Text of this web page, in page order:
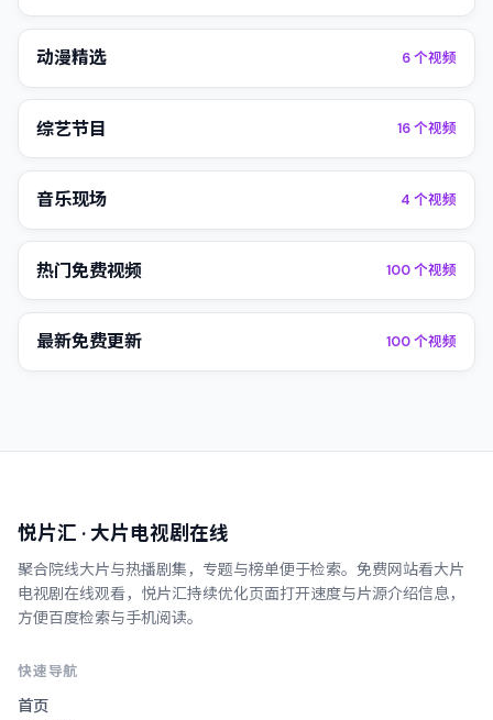
动漫精选 6个视频
综艺节目 16个视频
音乐现场 4 个视频
热门免费视频 100个视频
最新免费更新 100个视频
悦片汇 · 大片电视剧在线
聚合院线大片与热播剧集，专题与榜单便于检索。 免费网站看大片
电视剧在线观看 ， 悦片汇持续优化页面打开速度与片源介绍信息，
方便百度检索与手机阅读。
快速导航
首页